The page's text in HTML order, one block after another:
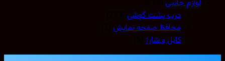
لوازم جانبی(228)
درب پشت گوشی(221)
محافظ صفحه نمایش(2)
کابل و شارژ(5)